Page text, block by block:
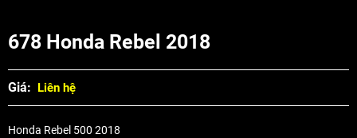
678 Honda Rebel 2018
Giá: Liên hệ
Honda Rebel 500 2018